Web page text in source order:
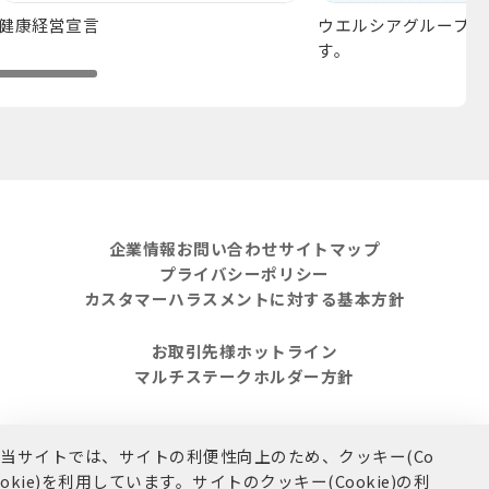
当サイトでは、サイトの利便性向上のため、クッキー(Co
okie)を利用しています。 サイトのクッキー(Cookie)の利
康経営宣言
ウエルシアグループ
す。
企業情報お問い合わせサイトマップ
プライバシーポリシー
カスタマーハラスメントに対する基本方針
お取引先様ホットライン
マルチステークホルダー方針
Copyright (C) G&E Corporation. All Rights Reserved.